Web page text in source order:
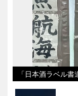
「日本酒ラベル